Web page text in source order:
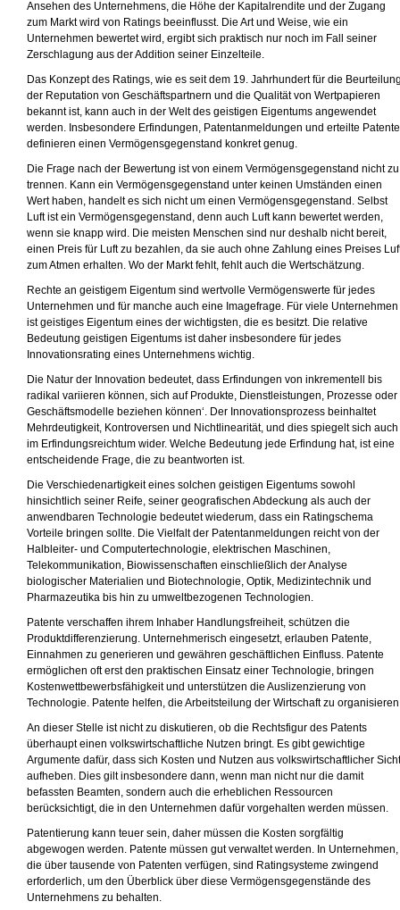
Ansehen des Unternehmens, die Höhe der Kapitalrendite und der Zugang
zum Markt wird von Ratings beeinflusst. Die Art und Weise, wie ein
Unternehmen bewertet wird, ergibt sich praktisch nur noch im Fall seiner
Zerschlagung aus der Addition seiner Einzelteile.
Das Konzept des Ratings, wie es seit dem 19. Jahrhundert für die
der Reputation von Geschäftspartnern und die Qualität von Wertpapieren
bekannt ist, kann auch in der Welt des geistigen Eigentums angewendet
werden. Insbesondere Erfindungen, Patentanmeldungen und erteilte Patente
definieren einen Vermögensgegenstand konkret genug.
Die Frage nach der Bewertung ist von einem Vermögensgegenstand nicht zu
trennen. Kann ein Vermögensgegenstand unter keinen Umständen einen
Wert haben, handelt es sich nicht um einen Vermögensgegenstand. Selbst
Luft ist ein Vermögensgegenstand, denn auch Luft kann bewertet werden,
wenn sie knapp wird. Die meisten Menschen sind nur deshalb nicht bereit,
einen Preis für Luft zu bezahlen, da sie auch ohne Zahlung eines Preises
zum Atmen erhalten. Wo der Markt fehlt, fehlt auch die Wertschätzung.
Rechte an geistigem Eigentum sind wertvolle Vermögenswerte für jedes
Unternehmen und für manche auch eine Imagefrage. Für viele Unternehmen
ist geistiges Eigentum eines der wichtigsten, die es besitzt. Die relative
Bedeutung geistigen Eigentums ist daher insbesondere für jedes
Innovationsrating eines Unternehmens wichtig.
Die Natur der Innovation bedeutet, dass Erfindungen von inkrementell bis
radikal variieren können, sich auf Produkte, Dienstleistungen, Prozesse oder
Geschäftsmodelle beziehen können‘. Der Innovationsprozess beinhaltet
Mehrdeutigkeit, Kontroversen und Nichtlinearität, und dies spiegelt sich auch
im Erfindungsreichtum wider. Welche Bedeutung jede Erfindung hat, ist eine
entscheidende Frage, die zu beantworten ist.
Die Verschiedenartigkeit eines solchen geistigen Eigentums sowohl
hinsichtlich seiner Reife, seiner geografischen Abdeckung als auch der
anwendbaren Technologie bedeutet wiederum, dass ein Ratingschema
Vorteile bringen sollte. Die Vielfalt der Patentanmeldungen reicht von der
Halbleiter- und Computertechnologie, elektrischen Maschinen,
Telekommunikation, Biowissenschaften einschließlich der Analyse
biologischer Materialien und Biotechnologie, Optik, Medizintechnik und
Pharmazeutika bis hin zu umweltbezogenen Technologien.
Patente verschaffen ihrem Inhaber Handlungsfreiheit, schützen die
Produktdifferenzierung. Unternehmerisch eingesetzt, erlauben Patente,
Einnahmen zu generieren und gewähren geschäftlichen Einfluss. Patente
ermöglichen oft erst den praktischen Einsatz einer Technologie, bringen
Kostenwettbewerbsfähigkeit und unterstützen die Auslizenzierung von
Technologie. Patente helfen, die Arbeitsteilung der Wirtschaft zu
An dieser Stelle ist nicht zu diskutieren, ob die Rechtsfigur des Patents
überhaupt einen volkswirtschaftliche Nutzen bringt. Es gibt gewichtige
Argumente dafür, dass sich Kosten und Nutzen aus volkswirtschaftlicher Sicht
aufheben. Dies gilt insbesondere dann, wenn man nicht nur die damit
befassten Beamten, sondern auch die erheblichen Ressourcen
berücksichtigt, die in den Unternehmen dafür vorgehalten werden müssen.
Patentierung kann teuer sein, daher müssen die Kosten sorgfältig
abgewogen werden. Patente müssen gut verwaltet werden. In Unternehmen,
die über tausende von Patenten verfügen, sind Ratingsysteme zwingend
erforderlich, um den Überblick über diese Vermögensgegenstände des
Unternehmens zu behalten.